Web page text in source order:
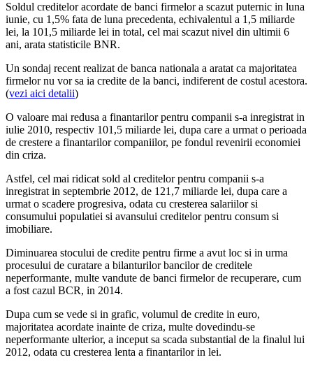
Soldul creditelor acordate de banci firmelor a scazut puternic in luna
iunie, cu 1,5% fata de luna precedenta, echivalentul a 1,5 miliarde
lei, la 101,5 miliarde lei in total, cel mai scazut nivel din ultimii 6
ani, arata statisticile BNR.
Un sondaj recent realizat de banca nationala a aratat ca majoritatea
firmelor nu vor sa ia credite de la banci, indiferent de costul acestora.
(vezi aici detalii)
O valoare mai redusa a finantarilor pentru companii s-a inregistrat in
iulie 2010, respectiv 101,5 miliarde lei, dupa care a urmat o perioada
de crestere a finantarilor companiilor, pe fondul revenirii economiei
din criza.
Astfel, cel mai ridicat sold al creditelor pentru companii s-a
inregistrat in septembrie 2012, de 121,7 miliarde lei, dupa care a
urmat o scadere progresiva, odata cu cresterea salariilor si
consumului populatiei si avansului creditelor pentru consum si
imobiliare.
Diminuarea stocului de credite pentru firme a avut loc si in urma
procesului de curatare a bilanturilor bancilor de creditele
neperformante, multe vandute de banci firmelor de recuperare, cum
a fost cazul BCR, in 2014.
Dupa cum se vede si in grafic, volumul de credite in euro,
majoritatea acordate inainte de criza, multe dovedindu-se
neperformante ulterior, a inceput sa scada substantial de la finalul lui
2012, odata cu cresterea lenta a finantarilor in lei.